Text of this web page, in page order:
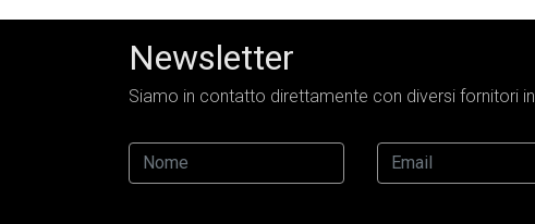
Newsletter
Siamo in contatto direttamente con diversi fornitori